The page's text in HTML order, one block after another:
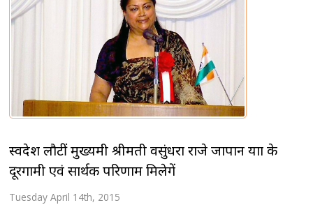
स्वदेश लौटीं मुख्यमंत्री श्रीमती वसुंधरा राजे जापान यात्रा के
दूरगामी एवं सार्थक परिणाम मिलेगें
Tuesday April 14th, 2015